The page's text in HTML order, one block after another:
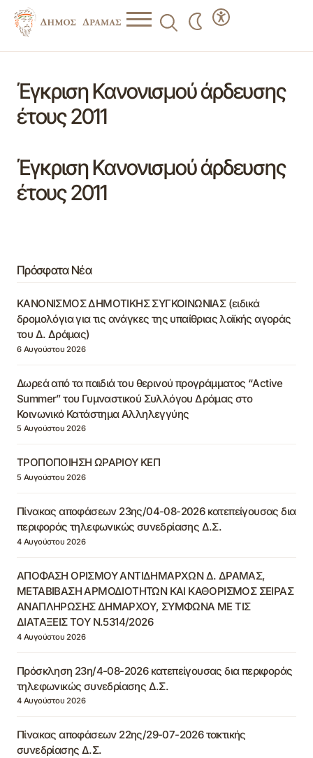
Έγκριση Κανονισμού άρδευσης
έτους 2011
Έγκριση Κανονισμού άρδευσης
έτους 2011
Πρόσφατα Νέα
ΚΑΝΟΝΙΣΜΟΣ ΔΗΜΟΤΙΚΗΣ ΣΥΓΚΟΙΝΩΝΙΑΣ (ειδικά
δρομολόγια για τις ανάγκες της υπαίθριας λαϊκής αγοράς
του Δ. Δράμας)
6 Αυγούστου 2026
Δωρεά από τα παιδιά του θερινού προγράμματος “Active
Summer” του Γυμναστικού Συλλόγου Δράμας στο
Κοινωνικό Κατάστημα Αλληλεγγύης
5 Αυγούστου 2026
ΤΡΟΠΟΠΟΙΗΣΗ ΩΡΑΡΙΟΥ ΚΕΠ
5 Αυγούστου 2026
Πίνακας αποφάσεων 23ης/04-08-2026 κατεπείγουσας δια
περιφοράς τηλεφωνικώς συνεδρίασης Δ.Σ.
4 Αυγούστου 2026
ΑΠΟΦΑΣΗ ΟΡΙΣΜΟΥ ΑΝΤΙΔΗΜΑΡΧΩΝ Δ. ΔΡΑΜΑΣ,
ΜΕΤΑΒΙΒΑΣΗ ΑΡΜΟΔΙΟΤΗΤΩΝ ΚΑΙ ΚΑΘΟΡΙΣΜΟΣ ΣΕΙΡΑΣ
ΑΝΑΠΛΗΡΩΣΗΣ ΔΗΜΑΡΧΟΥ, ΣΥΜΦΩΝΑ ΜΕ ΤΙΣ
ΔΙΑΤΑΞΕΙΣ ΤΟΥ Ν.5314/2026
4 Αυγούστου 2026
Πρόσκληση 23η/4-08-2026 κατεπείγουσας δια περιφοράς
τηλεφωνικώς συνεδρίασης Δ.Σ.
4 Αυγούστου 2026
Πίνακας αποφάσεων 22ης/29-07-2026 τακτικής
συνεδρίασης Δ.Σ.